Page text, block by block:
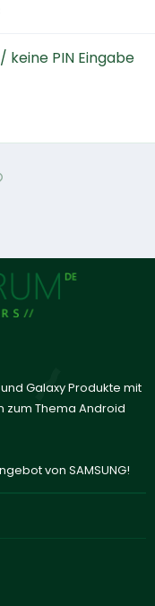
PIN Eingabe
Galaxy Produkte mit
zum Thema Android
von SAMSUNG!